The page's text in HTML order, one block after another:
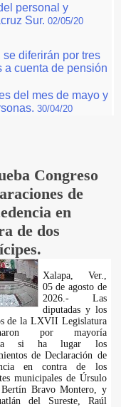
personal y
Sur. 02/05/20
diferirán por tres
a cuenta de pensión
del mes de mayo y
30/04/20
Congreso
de
en
de dos
Xalapa, Ver.,
05 de agosto de
2026.- Las
diputadas y los
de la LXVII Legislatura
por mayoría
si ha lugar los
de Declaración de
en contra de los
municipales de Úrsulo
Bertín Bravo Montero, y
del Sureste, Raúl